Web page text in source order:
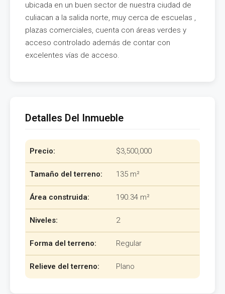
ubicada en un buen sector de nuestra ciudad de
culiacan a la salida norte, muy cerca de escuelas ,
plazas comerciales, cuenta con áreas verdes y
acceso controlado además de contar con
excelentes vías de acceso.
Detalles Del Inmueble
Precio: $3,500,000
Tamaño del terreno: 135 m²
Área construida: 190.34 m²
Niveles: 2
Forma del terreno: Regular
Relieve del terreno: Plano